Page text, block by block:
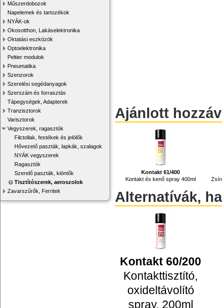
Műszerdobozok
Napelemek és tartozékok
NYÁK-ok
Okosotthon, Lakáselektronika
Oktatási eszközök
Optoelektronika
Peltier modulok
Pneumatika
Szenzorok
Szerelési segédanyagok
Szerszám és forrasztás
Tápegységek, Adapterek
Tranzisztorok
Varisztorok
Vegyszerek, ragasztók
Filctollak, festékek és jelölők
Hővezető paszták, lapkák, szalagok
NYÁK vegyszerek
Ragasztók
Szerelő paszták, kiöntők
Tisztítószerek, aeroszolok
Zavarszűrők, Ferritek
Ajánlott
Kontakt 61/400
Kontakt és kenő spray 400ml
Alternatívák,
Kontakt 60/200
Kontakttisztító,
oxideltávolító
spray, 200ml